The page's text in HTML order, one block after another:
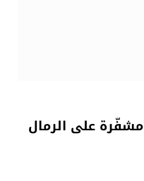
على الرمال